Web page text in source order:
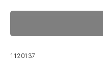
1120137